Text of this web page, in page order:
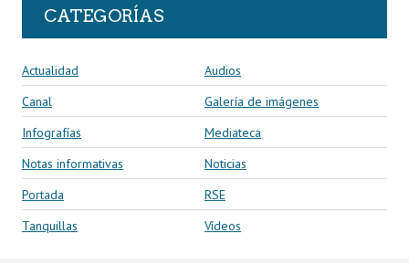
CATEGORÍAS
Actualidad
Audios
Canal
Galería de imágenes
Infografías
Mediateca
Notas informativas
Noticias
Portada
RSE
Tanquillas
Vídeos